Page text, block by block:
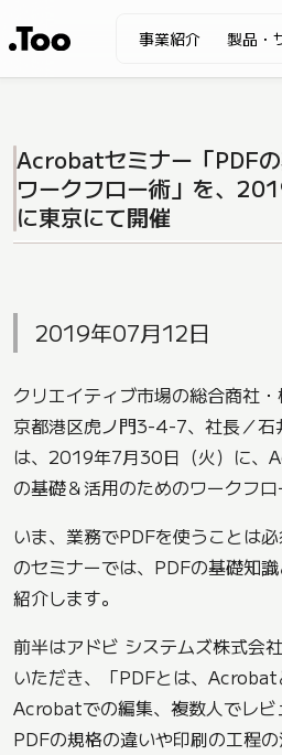
事業紹介 製品・
Acrobatセミナー「PDF
ワークフロー術」を、
に東京にて開催
2019年07月12日
クリエイティブ市場の総合商社
京都港区虎ノ門3-4-7、社長／石
は、2019年7月30日（火）に、
の基礎＆活用のためのワークフロ
いま、業務でPDFを使うことは
のセミナーでは、PDFの基礎知
紹介します。
前半はアドビ システムズ株式会
いただき、「PDFとは、Acrobat
Acrobatでの編集、複数人でレビ
PDFの規格の違いや印刷の工程